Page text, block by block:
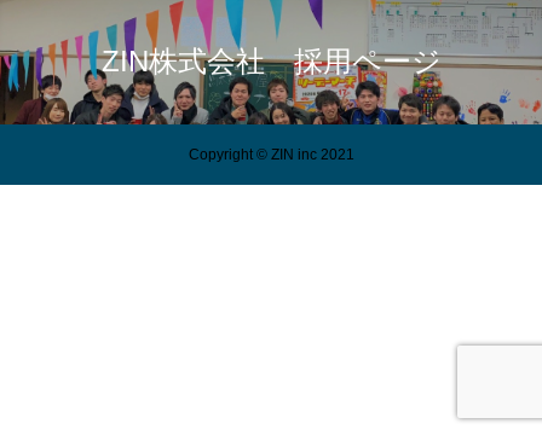
ZIN株式会社 採用ページ
Copyright © ZIN inc 2021